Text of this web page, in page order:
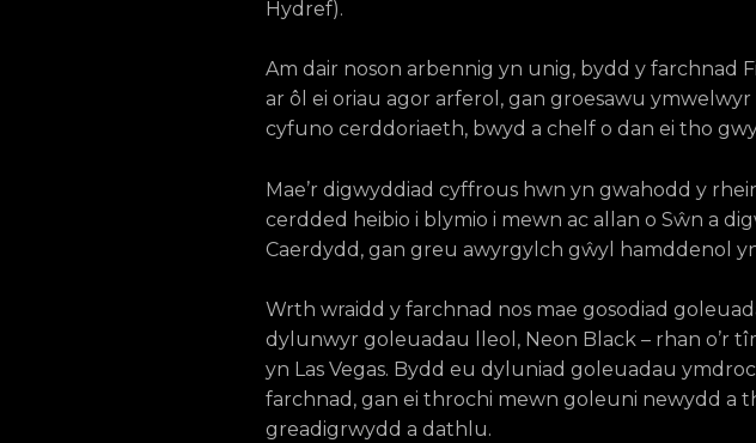
Hydref).
Am dair noson arbennig yn unig, bydd y farchnad
ar ôl ei oriau agor arferol, gan groesawu
cyfuno cerddoriaeth, bwyd a chelf o dan ei tho
Mae’r digwyddiad cyffrous hwn yn gwahodd y
cerdded heibio i blymio i mewn ac allan o Sŵn a
Caerdydd, gan greu awyrgylch gŵyl hamddenol
Wrth wraidd y farchnad nos mae gosodiad
dylunwyr goleuadau lleol, Neon Black – rhan o’r
yn Las Vegas. Bydd eu dyluniad goleuadau
farchnad, gan ei throchi mewn goleuni newydd a
greadigrwydd a dathlu.